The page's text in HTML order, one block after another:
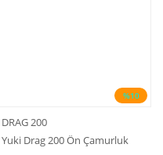
%10
DRAG 200
Yuki Drag 200 Ön Çamurluk